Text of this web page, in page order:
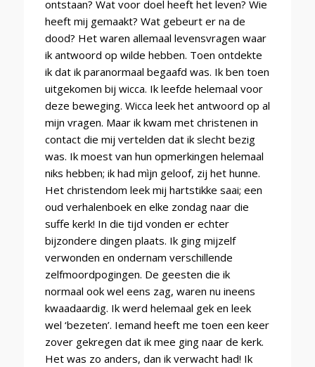
ontstaan? Wat voor doel heeft het leven? Wie
heeft mij gemaakt? Wat gebeurt er na de
dood? Het waren allemaal levensvragen waar
ik antwoord op wilde hebben. Toen ontdekte
ik dat ik paranormaal begaafd was. Ik ben toen
uitgekomen bij wicca. Ik leefde helemaal voor
deze beweging. Wicca leek het antwoord op al
mijn vragen. Maar ik kwam met christenen in
contact die mij vertelden dat ik slecht bezig
was. Ik moest van hun opmerkingen helemaal
niks hebben; ik had mìjn geloof, zij het hunne.
Het christendom leek mij hartstikke saai; een
oud verhalenboek en elke zondag naar die
suffe kerk! In die tijd vonden er echter
bijzondere dingen plaats. Ik ging mijzelf
verwonden en ondernam verschillende
zelfmoordpogingen. De geesten die ik
normaal ook wel eens zag, waren nu ineens
kwaadaardig. Ik werd helemaal gek en leek
wel ‘bezeten’. Iemand heeft me toen een keer
zover gekregen dat ik mee ging naar de kerk.
Het was zo anders, dan ik verwacht had! Ik